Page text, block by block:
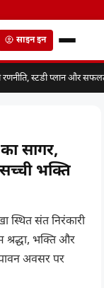
साइन इन
स्टडी प्लान और
सागर,
भक्ति
स्थित संत निरंकारी
भक्ति और
अवसर पर